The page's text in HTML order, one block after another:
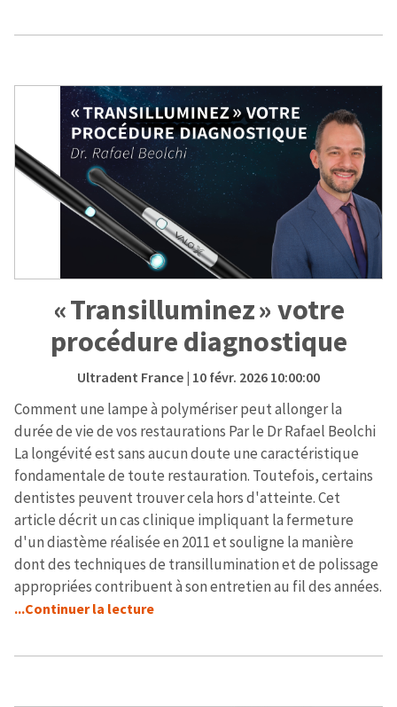
« Transilluminez » votre
procédure diagnostique
Ultradent France| 10 févr. 2026 10:00:00
Comment une lampe à polymériser peut allonger la
durée de vie de vos restaurations Par le Dr Rafael Beolchi
La longévité est sans aucun doute une caractéristique
fondamentale de toute restauration. Toutefois, certains
dentistes peuvent trouver cela hors d'atteinte. Cet
article décrit un cas clinique impliquant la fermeture
d'un diastème réalisée en 2011 et souligne la manière
dont des techniques de transillumination et de polissage
appropriées contribuent à son entretien au fil des années.
...Continuer la lecture